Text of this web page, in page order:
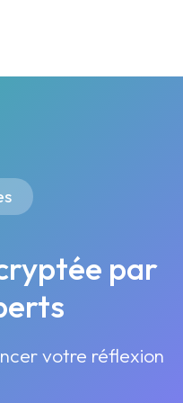
par
votre réflexion